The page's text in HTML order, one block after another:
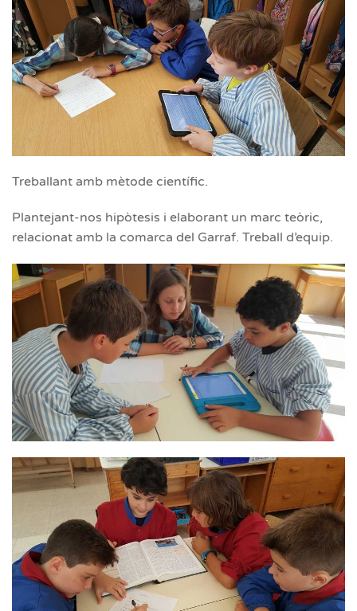
Treballant amb mètode científic.
Plantejant-nos hipòtesis i elaborant un marc teòric,
relacionat amb la comarca del Garraf. Treball d’equip.